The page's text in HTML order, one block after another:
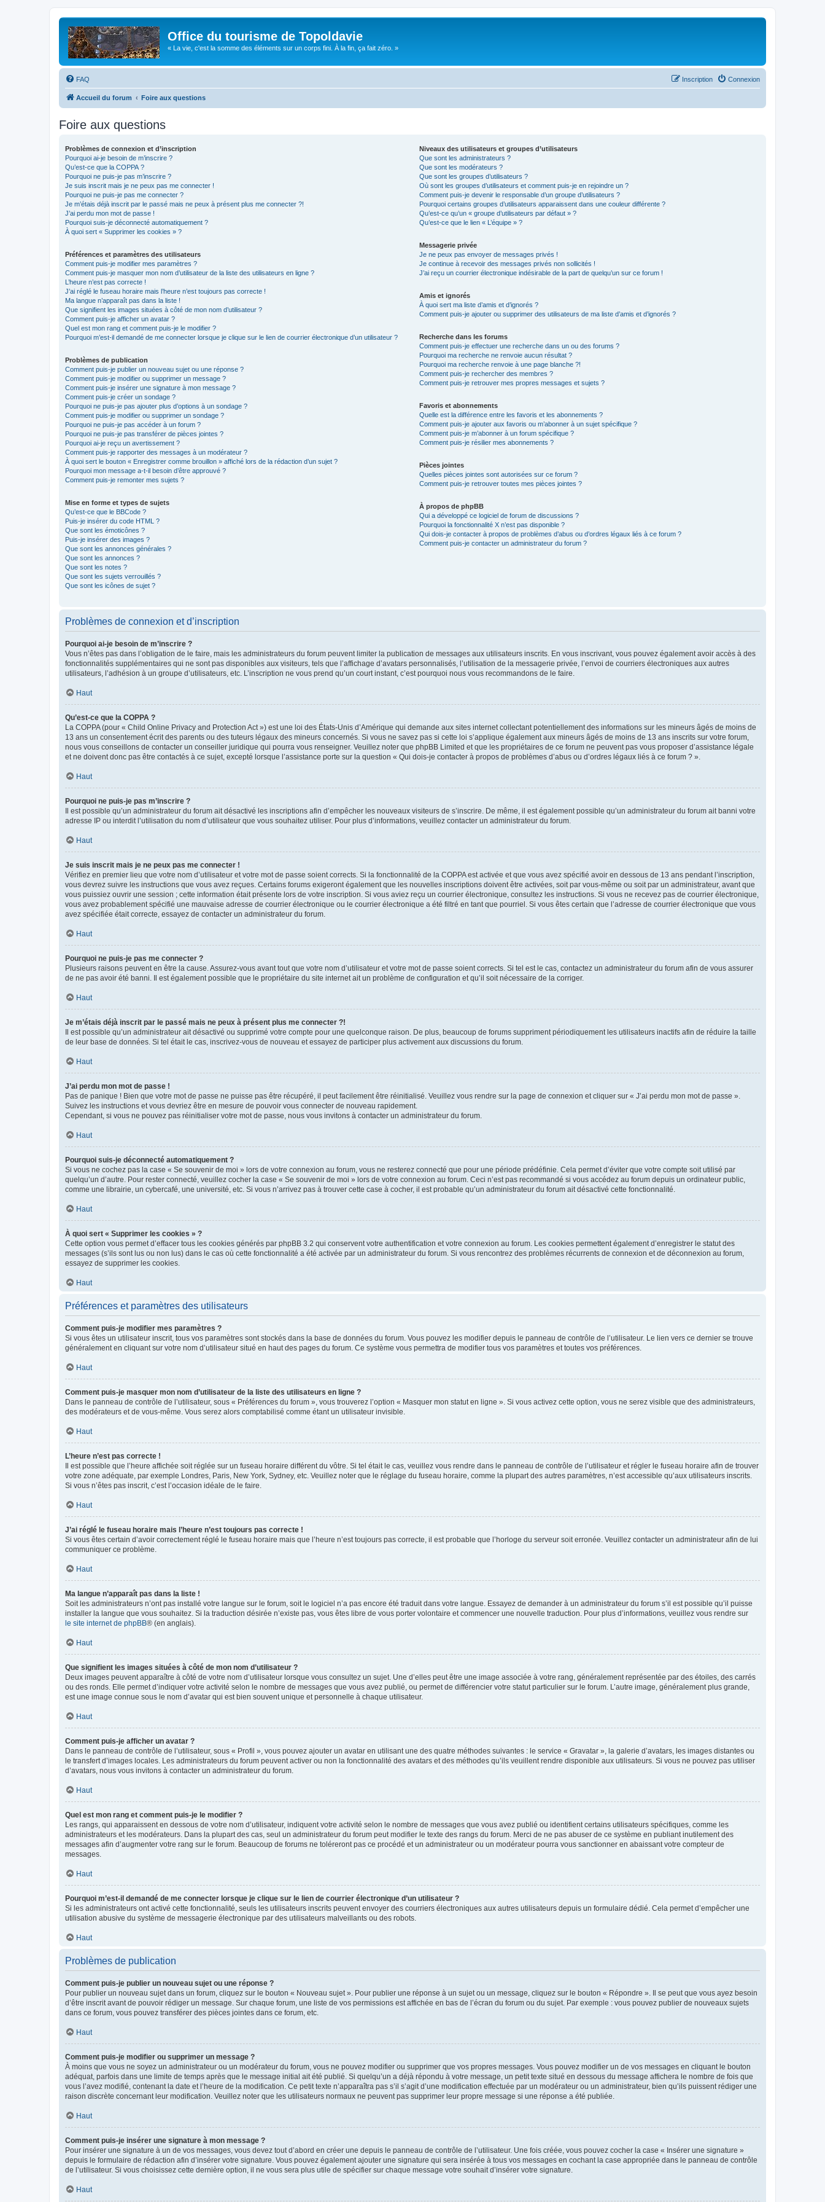
Office du tourisme de Topoldavie
« La vie, c'est la somme des éléments sur un corps fini. À la fin, ça fait zéro. »
FAQ Connexion
Inscription
Accueil du forum Foire aux questions
Foire aux questions
Problèmes de connexion et d’inscription
Pourquoi ai-je besoin de m’inscrire ?
Qu’est-ce que la COPPA ?
Pourquoi ne puis-je pas m’inscrire ?
Je suis inscrit mais je ne peux pas me connecter !
Pourquoi ne puis-je pas me connecter ?
Je m’étais déjà inscrit par le passé mais ne peux à présent plus me connecter ?!
J’ai perdu mon mot de passe !
Pourquoi suis-je déconnecté automatiquement ?
À quoi sert « Supprimer les cookies » ?
Préférences et paramètres des utilisateurs
Comment puis-je modifier mes paramètres ?
Comment puis-je masquer mon nom d’utilisateur de la liste des utilisateurs en ligne ?
L’heure n’est pas correcte !
J’ai réglé le fuseau horaire mais l’heure n’est toujours pas correcte !
Ma langue n’apparaît pas dans la liste !
Que signifient les images situées à côté de mon nom d’utilisateur ?
Comment puis-je afficher un avatar ?
Quel est mon rang et comment puis-je le modifier ?
Pourquoi m’est-il demandé de me connecter lorsque je clique sur le lien de courrier électronique d’un utilisateur ?
Problèmes de publication
Comment puis-je publier un nouveau sujet ou une réponse ?
Comment puis-je modifier ou supprimer un message ?
Comment puis-je insérer une signature à mon message ?
Comment puis-je créer un sondage ?
Pourquoi ne puis-je pas ajouter plus d’options à un sondage ?
Comment puis-je modifier ou supprimer un sondage ?
Pourquoi ne puis-je pas accéder à un forum ?
Pourquoi ne puis-je pas transférer de pièces jointes ?
Pourquoi ai-je reçu un avertissement ?
Comment puis-je rapporter des messages à un modérateur ?
À quoi sert le bouton « Enregistrer comme brouillon » affiché lors de la rédaction d’un sujet ?
Pourquoi mon message a-t-il besoin d’être approuvé ?
Comment puis-je remonter mes sujets ?
Mise en forme et types de sujets
Qu’est-ce que le BBCode ?
Puis-je insérer du code HTML ?
Que sont les émoticônes ?
Puis-je insérer des images ?
Que sont les annonces générales ?
Que sont les annonces ?
Que sont les notes ?
Que sont les sujets verrouillés ?
Que sont les icônes de sujet ?
Niveaux des utilisateurs et groupes d’utilisateurs
Que sont les administrateurs ?
Que sont les modérateurs ?
Que sont les groupes d’utilisateurs ?
Où sont les groupes d’utilisateurs et comment puis-je en rejoindre un ?
Comment puis-je devenir le responsable d’un groupe d’utilisateurs ?
Pourquoi certains groupes d’utilisateurs apparaissent dans une couleur différente ?
Qu’est-ce qu’un « groupe d’utilisateurs par défaut » ?
Qu’est-ce que le lien « L’équipe » ?
Messagerie privée
Je ne peux pas envoyer de messages privés !
Je continue à recevoir des messages privés non sollicités !
J’ai reçu un courrier électronique indésirable de la part de quelqu’un sur ce forum !
Amis et ignorés
À quoi sert ma liste d’amis et d’ignorés ?
Comment puis-je ajouter ou supprimer des utilisateurs de ma liste d’amis et d’ignorés ?
Recherche dans les forums
Comment puis-je effectuer une recherche dans un ou des forums ?
Pourquoi ma recherche ne renvoie aucun résultat ?
Pourquoi ma recherche renvoie à une page blanche ?!
Comment puis-je rechercher des membres ?
Comment puis-je retrouver mes propres messages et sujets ?
Favoris et abonnements
Quelle est la différence entre les favoris et les abonnements ?
Comment puis-je ajouter aux favoris ou m’abonner à un sujet spécifique ?
Comment puis-je m’abonner à un forum spécifique ?
Comment puis-je résilier mes abonnements ?
Pièces jointes
Quelles pièces jointes sont autorisées sur ce forum ?
Comment puis-je retrouver toutes mes pièces jointes ?
À propos de phpBB
Qui a développé ce logiciel de forum de discussions ?
Pourquoi la fonctionnalité X n’est pas disponible ?
Qui dois-je contacter à propos de problèmes d’abus ou d’ordres légaux liés à ce forum ?
Comment puis-je contacter un administrateur du forum ?
Problèmes de connexion et d’inscription
Pourquoi ai-je besoin de m’inscrire ?
Vous n’êtes pas dans l’obligation de le faire, mais les administrateurs du forum peuvent limiter la publication de messages aux utilisateurs inscrits. En vous inscrivant, vous pouvez également avoir accès à des
fonctionnalités supplémentaires qui ne sont pas disponibles aux visiteurs, tels que l’affichage d’avatars personnalisés, l’utilisation de la messagerie privée, l’envoi de courriers électroniques aux autres
utilisateurs, l’adhésion à un groupe d’utilisateurs, etc. L’inscription ne vous prend qu’un court instant, c’est pourquoi nous vous recommandons de le faire.
Haut
Qu’est-ce que la COPPA ?
La COPPA (pour « Child Online Privacy and Protection Act ») est une loi des États-Unis d’Amérique qui demande aux sites internet collectant potentiellement des informations sur les mineurs âgés de moins de
13 ans un consentement écrit des parents ou des tuteurs légaux des mineurs concernés. Si vous ne savez pas si cette loi s’applique également aux mineurs âgés de moins de 13 ans inscrits sur votre forum,
nous vous conseillons de contacter un conseiller juridique qui pourra vous renseigner. Veuillez noter que phpBB Limited et que les propriétaires de ce forum ne peuvent pas vous proposer d’assistance légale
et ne doivent donc pas être contactés à ce sujet, excepté lorsque l’assistance porte sur la question « Qui dois-je contacter à propos de problèmes d’abus ou d’ordres légaux liés à ce forum ? ».
Haut
Pourquoi ne puis-je pas m’inscrire ?
Il est possible qu’un administrateur du forum ait désactivé les inscriptions afin d’empêcher les nouveaux visiteurs de s’inscrire. De même, il est également possible qu’un administrateur du forum ait banni votre
adresse IP ou interdit l’utilisation du nom d’utilisateur que vous souhaitez utiliser. Pour plus d’informations, veuillez contacter un administrateur du forum.
Haut
Je suis inscrit mais je ne peux pas me connecter !
Vérifiez en premier lieu que votre nom d’utilisateur et votre mot de passe soient corrects. Si la fonctionnalité de la COPPA est activée et que vous avez spécifié avoir en dessous de 13 ans pendant l’inscription,
vous devrez suivre les instructions que vous avez reçues. Certains forums exigeront également que les nouvelles inscriptions doivent être activées, soit par vous-même ou soit par un administrateur, avant que
vous puissiez ouvrir une session ; cette information était présente lors de votre inscription. Si vous aviez reçu un courrier électronique, consultez les instructions. Si vous ne recevez pas de courrier électronique,
vous avez probablement spécifié une mauvaise adresse de courrier électronique ou le courrier électronique a été filtré en tant que pourriel. Si vous êtes certain que l’adresse de courrier électronique que vous
avez spécifiée était correcte, essayez de contacter un administrateur du forum.
Haut
Pourquoi ne puis-je pas me connecter ?
Plusieurs raisons peuvent en être la cause. Assurez-vous avant tout que votre nom d’utilisateur et votre mot de passe soient corrects. Si tel est le cas, contactez un administrateur du forum afin de vous assurer
de ne pas avoir été banni. Il est également possible que le propriétaire du site internet ait un problème de configuration et qu’il soit nécessaire de la corriger.
Haut
Je m’étais déjà inscrit par le passé mais ne peux à présent plus me connecter ?!
Il est possible qu’un administrateur ait désactivé ou supprimé votre compte pour une quelconque raison. De plus, beaucoup de forums suppriment périodiquement les utilisateurs inactifs afin de réduire la taille
de leur base de données. Si tel était le cas, inscrivez-vous de nouveau et essayez de participer plus activement aux discussions du forum.
Haut
J’ai perdu mon mot de passe !
Pas de panique ! Bien que votre mot de passe ne puisse pas être récupéré, il peut facilement être réinitialisé. Veuillez vous rendre sur la page de connexion et cliquer sur « J’ai perdu mon mot de passe ».
Suivez les instructions et vous devriez être en mesure de pouvoir vous connecter de nouveau rapidement.
Cependant, si vous ne pouvez pas réinitialiser votre mot de passe, nous vous invitons à contacter un administrateur du forum.
Haut
Pourquoi suis-je déconnecté automatiquement ?
Si vous ne cochez pas la case « Se souvenir de moi » lors de votre connexion au forum, vous ne resterez connecté que pour une période prédéfinie. Cela permet d’éviter que votre compte soit utilisé par
quelqu’un d’autre. Pour rester connecté, veuillez cocher la case « Se souvenir de moi » lors de votre connexion au forum. Ceci n’est pas recommandé si vous accédez au forum depuis un ordinateur public,
comme une librairie, un cybercafé, une université, etc. Si vous n’arrivez pas à trouver cette case à cocher, il est probable qu’un administrateur du forum ait désactivé cette fonctionnalité.
Haut
À quoi sert « Supprimer les cookies » ?
Cette option vous permet d’effacer tous les cookies générés par phpBB 3.2 qui conservent votre authentification et votre connexion au forum. Les cookies permettent également d’enregistrer le statut des
messages (s’ils sont lus ou non lus) dans le cas où cette fonctionnalité a été activée par un administrateur du forum. Si vous rencontrez des problèmes récurrents de connexion et de déconnexion au forum,
essayez de supprimer les cookies.
Haut
Préférences et paramètres des utilisateurs
Comment puis-je modifier mes paramètres ?
Si vous êtes un utilisateur inscrit, tous vos paramètres sont stockés dans la base de données du forum. Vous pouvez les modifier depuis le panneau de contrôle de l’utilisateur. Le lien vers ce dernier se trouve
généralement en cliquant sur votre nom d’utilisateur situé en haut des pages du forum. Ce système vous permettra de modifier tous vos paramètres et toutes vos préférences.
Haut
Comment puis-je masquer mon nom d’utilisateur de la liste des utilisateurs en ligne ?
Dans le panneau de contrôle de l’utilisateur, sous « Préférences du forum », vous trouverez l’option « Masquer mon statut en ligne ». Si vous activez cette option, vous ne serez visible que des administrateurs,
des modérateurs et de vous-même. Vous serez alors comptabilisé comme étant un utilisateur invisible.
Haut
L’heure n’est pas correcte !
Il est possible que l’heure affichée soit réglée sur un fuseau horaire différent du vôtre. Si tel était le cas, veuillez vous rendre dans le panneau de contrôle de l’utilisateur et régler le fuseau horaire afin de trouver
votre zone adéquate, par exemple Londres, Paris, New York, Sydney, etc. Veuillez noter que le réglage du fuseau horaire, comme la plupart des autres paramètres, n’est accessible qu’aux utilisateurs inscrits.
Si vous n’êtes pas inscrit, c’est l’occasion idéale de le faire.
Haut
J’ai réglé le fuseau horaire mais l’heure n’est toujours pas correcte !
Si vous êtes certain d’avoir correctement réglé le fuseau horaire mais que l’heure n’est toujours pas correcte, il est probable que l’horloge du serveur soit erronée. Veuillez contacter un administrateur afin de lui
communiquer ce problème.
Haut
Ma langue n’apparaît pas dans la liste !
Soit les administrateurs n’ont pas installé votre langue sur le forum, soit le logiciel n’a pas encore été traduit dans votre langue. Essayez de demander à un administrateur du forum s’il est possible qu’il puisse
installer la langue que vous souhaitez. Si la traduction désirée n’existe pas, vous êtes libre de vous porter volontaire et commencer une nouvelle traduction. Pour plus d’informations, veuillez vous rendre sur
le site internet de phpBB® (en anglais).
Haut
Que signifient les images situées à côté de mon nom d’utilisateur ?
Deux images peuvent apparaître à côté de votre nom d’utilisateur lorsque vous consultez un sujet. Une d’elles peut être une image associée à votre rang, généralement représentée par des étoiles, des carrés
ou des ronds. Elle permet d’indiquer votre activité selon le nombre de messages que vous avez publié, ou permet de différencier votre statut particulier sur le forum. L’autre image, généralement plus grande,
est une image connue sous le nom d’avatar qui est bien souvent unique et personnelle à chaque utilisateur.
Haut
Comment puis-je afficher un avatar ?
Dans le panneau de contrôle de l’utilisateur, sous « Profil », vous pouvez ajouter un avatar en utilisant une des quatre méthodes suivantes : le service « Gravatar », la galerie d’avatars, les images distantes ou
le transfert d’images locales. Les administrateurs du forum peuvent activer ou non la fonctionnalité des avatars et des méthodes qu’ils veuillent rendre disponible aux utilisateurs. Si vous ne pouvez pas utiliser
d’avatars, nous vous invitons à contacter un administrateur du forum.
Haut
Quel est mon rang et comment puis-je le modifier ?
Les rangs, qui apparaissent en dessous de votre nom d’utilisateur, indiquent votre activité selon le nombre de messages que vous avez publié ou identifient certains utilisateurs spécifiques, comme les
administrateurs et les modérateurs. Dans la plupart des cas, seul un administrateur du forum peut modifier le texte des rangs du forum. Merci de ne pas abuser de ce système en publiant inutilement des
messages afin d’augmenter votre rang sur le forum. Beaucoup de forums ne toléreront pas ce procédé et un administrateur ou un modérateur pourra vous sanctionner en abaissant votre compteur de
messages.
Haut
Pourquoi m’est-il demandé de me connecter lorsque je clique sur le lien de courrier électronique d’un utilisateur ?
Si les administrateurs ont activé cette fonctionnalité, seuls les utilisateurs inscrits peuvent envoyer des courriers électroniques aux autres utilisateurs depuis un formulaire dédié. Cela permet d’empêcher une
utilisation abusive du système de messagerie électronique par des utilisateurs malveillants ou des robots.
Haut
Problèmes de publication
Comment puis-je publier un nouveau sujet ou une réponse ?
Pour publier un nouveau sujet dans un forum, cliquez sur le bouton « Nouveau sujet ». Pour publier une réponse à un sujet ou un message, cliquez sur le bouton « Répondre ». Il se peut que vous ayez besoin
d’être inscrit avant de pouvoir rédiger un message. Sur chaque forum, une liste de vos permissions est affichée en bas de l’écran du forum ou du sujet. Par exemple : vous pouvez publier de nouveaux sujets
dans ce forum, vous pouvez transférer des pièces jointes dans ce forum, etc.
Haut
Comment puis-je modifier ou supprimer un message ?
À moins que vous ne soyez un administrateur ou un modérateur du forum, vous ne pouvez modifier ou supprimer que vos propres messages. Vous pouvez modifier un de vos messages en cliquant le bouton
adéquat, parfois dans une limite de temps après que le message initial ait été publié. Si quelqu’un a déjà répondu à votre message, un petit texte situé en dessous du message affichera le nombre de fois que
vous l’avez modifié, contenant la date et l’heure de la modification. Ce petit texte n’apparaîtra pas s’il s’agit d’une modification effectuée par un modérateur ou un administrateur, bien qu’ils puissent rédiger une
raison discrète concernant leur modification. Veuillez noter que les utilisateurs normaux ne peuvent pas supprimer leur propre message si une réponse a été publiée.
Haut
Comment puis-je insérer une signature à mon message ?
Pour insérer une signature à un de vos messages, vous devez tout d’abord en créer une depuis le panneau de contrôle de l’utilisateur. Une fois créée, vous pouvez cocher la case « Insérer une signature »
depuis le formulaire de rédaction afin d’insérer votre signature. Vous pouvez également ajouter une signature qui sera insérée à tous vos messages en cochant la case appropriée dans le panneau de contrôle
de l’utilisateur. Si vous choisissez cette dernière option, il ne vous sera plus utile de spécifier sur chaque message votre souhait d’insérer votre signature.
Haut